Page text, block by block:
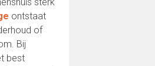
ontstaat
of
Bij
best